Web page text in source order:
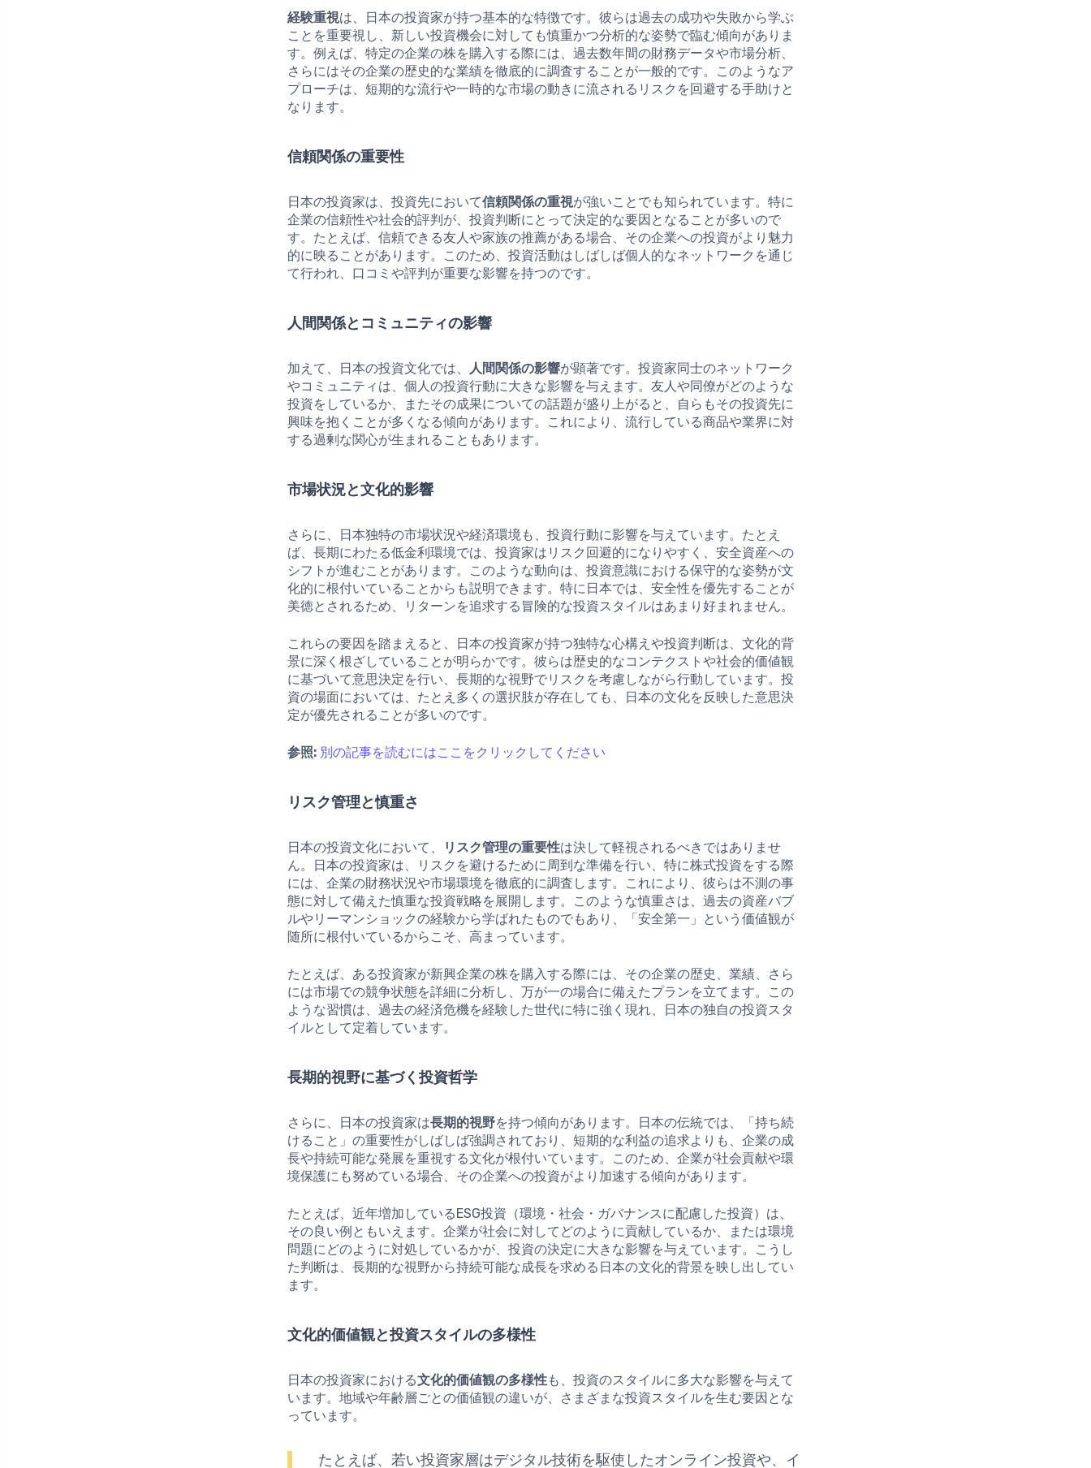
経験重視は、日本の投資家が持つ基本的な特徴です。彼らは過去の成功や失敗から学ぶ
ことを重要視し、新しい投資機会に対しても慎重かつ分析的な姿勢で臨む傾向がありま
す。例えば、特定の企業の株を購入する際には、過去数年間の財務データや市場分析、
さらにはその企業の歴史的な業績を徹底的に調査することが一般的です。このようなア
プローチは、短期的な流行や一時的な市場の動きに流されるリスクを回避する手助けと
なります。
信頼関係の重要性
日本の投資家は、投資先において信頼関係の重視が強いことでも知られています。特に
企業の信頼性や社会的評判が、投資判断にとって決定的な要因となることが多いので
す。たとえば、信頼できる友人や家族の推薦がある場合、その企業への投資がより魅力
的に映ることがあります。このため、投資活動はしばしば個人的なネットワークを通じ
て行われ、口コミや評判が重要な影響を持つのです。
人間関係とコミュニティの影響
加えて、日本の投資文化では、 人間関係の影響が顕著です。投資家同士のネットワーク
やコミュニティは、個人の投資行動に大きな影響を与えます。友人や同僚がどのような
投資をしているか、またその成果についての話題が盛り上がると、自らもその投資先に
興味を抱くことが多くなる傾向があります。これにより、流行している商品や業界に対
する過剰な関心が生まれることもあります。
市場状況と文化的影響
さらに、日本独特の市場状況や経済環境も、投資行動に影響を与えています。たとえ
ば、長期にわたる低金利環境では、投資家はリスク回避的になりやすく、安全資産への
シフトが進むことがあります。このような動向は、投資意識における保守的な姿勢が文
化的に根付いていることからも説明できます。特に日本では、安全性を優先することが
美徳とされるため、リターンを追求する冒険的な投資スタイルはあまり好まれません。
これらの要因を踏まえると、日本の投資家が持つ独特な心構えや投資判断は、文化的背
景に深く根ざしていることが明らかです。彼らは歴史的なコンテクストや社会的価値観
に基づいて意思決定を行い、長期的な視野でリスクを考慮しながら行動しています。投
資の場面においては、たとえ多くの選択肢が存在しても、日本の文化を反映した意思決
定が優先されることが多いのです。
参照: 別の記事を読むにはここをクリックしてください
リスク管理と慎重さ
日本の投資文化において、 リスク管理の重要性は決して軽視されるべきではありませ
ん。日本の投資家は、リスクを避けるために周到な準備を行い、特に株式投資をする際
には、企業の財務状況や市場環境を徹底的に調査します。これにより、彼らは不測の事
態に対して備えた慎重な投資戦略を展開します。このような慎重さは、過去の資産バブ
ルやリーマンショックの経験から学ばれたものでもあり、「安全第一」という価値観が
随所に根付いているからこそ、高まっています。
たとえば、ある投資家が新興企業の株を購入する際には、その企業の歴史、業績、さら
には市場での競争状態を詳細に分析し、万が一の場合に備えたプランを立てます。この
ような習慣は、過去の経済危機を経験した世代に特に強く現れ、日本の独自の投資スタ
イルとして定着しています。
長期的視野に基づく投資哲学
さらに、日本の投資家は長期的視野を持つ傾向があります。日本の伝統では、「持ち続
けること」の重要性がしばしば強調されており、短期的な利益の追求よりも、企業の成
長や持続可能な発展を重視する文化が根付いています。このため、企業が社会貢献や環
境保護にも努めている場合、その企業への投資がより加速する傾向があります。
たとえば、近年増加しているESG投資（環境・社会・ガバナンスに配慮した投資）は、
その良い例ともいえます。企業が社会に対してどのように貢献しているか、または環境
問題にどのように対処しているかが、投資の決定に大きな影響を与えています。こうし
た判断は、長期的な視野から持続可能な成長を求める日本の文化的背景を映し出してい
ます。
文化的価値観と投資スタイルの多様性
日本の投資家における文化的価値観の多様性も、投資のスタイルに多大な影響を与えて
います。地域や年齢層ごとの価値観の違いが、さまざまな投資スタイルを生む要因とな
っています。
たとえば、若い投資家層はデジタル技術を駆使したオンライン投資や、イ